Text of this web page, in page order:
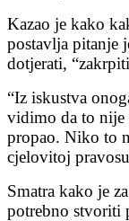
Kazao je kako
postavlja pitanje
dotjerati,
“Iz iskustva
vidimo da to nije
propao. Niko to
cjelovitoj
Smatra kako je
potrebno stvoriti